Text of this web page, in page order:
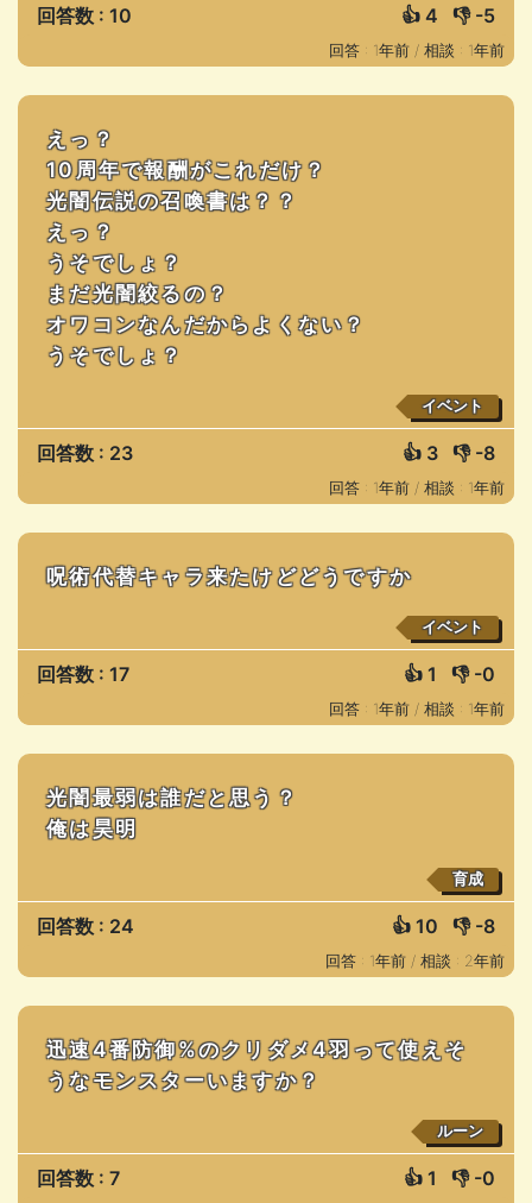
回答数 : 10 👍 4 👎 -5
回答 : 1年前 / 相談 : 1年前
えっ？
10周年で報酬がこれだけ？
光闇伝説の召喚書は？？
えっ？
うそでしょ？
まだ光闇絞るの？
オワコンなんだからよくない？
うそでしょ？
イベント
回答数 : 23 👍 3 👎 -8
回答 : 1年前 / 相談 : 1年前
呪術代替キャラ来たけどどうですか
イベント
回答数 : 17 👍 1 👎 -0
回答 : 1年前 / 相談 : 1年前
光闇最弱は誰だと思う？
俺は昊明
育成
回答数 : 24 👍 10 👎 -8
回答 : 1年前 / 相談 : 2年前
迅速4番防御%のクリダメ4羽って使えそ
うなモンスターいますか？
ルーン
回答数 : 7 👍 1 👎 -0